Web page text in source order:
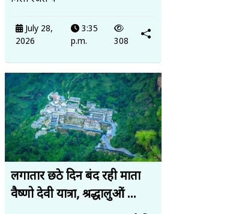
July 28,
2026
3:35
p.m.
308
लगातार छठे दिन बंद रही माता
वैष्णो देवी यात्रा, श्रद्धालुओं ...